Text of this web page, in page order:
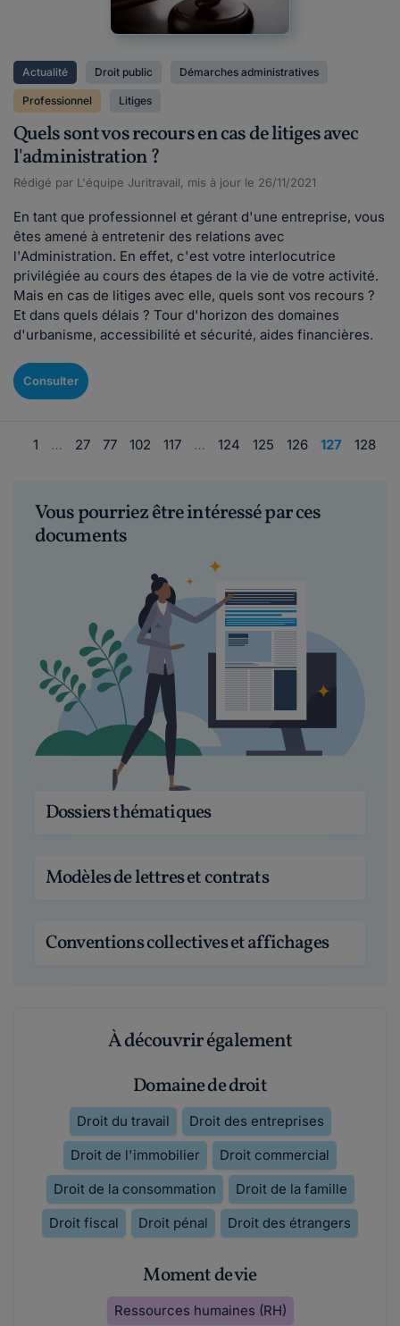
Actualité Droit public Démarches administratives
Professionnel Litiges
Quels sont vos recours en cas de litiges avec
l'administration ?
Rédigé par L'équipe Juritravail, mis à jour le 26/11/2021
En tant que professionnel et gérant d'une entreprise, vous
êtes amené à entretenir des relations avec
l'Administration. En effet, c'est votre interlocutrice
privilégiée au cours des étapes de la vie de votre activité.
Mais en cas de litiges avec elle, quels sont vos recours ?
Et dans quels délais ? Tour d'horizon des domaines
d'urbanisme, accessibilité et sécurité, aides financières.
Consulter
1 … 27 77 102 117 … 124 125 126 127 128
Vous pourriez être intéressé par ces
documents
Dossiers thématiques
Modèles de lettres et contrats
Conventions collectives et affichages
À découvrir également
Domaine de droit
Droit du travail
Droit des entreprises
Droit de l'immobilier
Droit commercial
Droit de la consommation
Droit de la famille
Droit fiscal
Droit pénal Droit des étrangers
Moment de vie
Ressources humaines (RH)